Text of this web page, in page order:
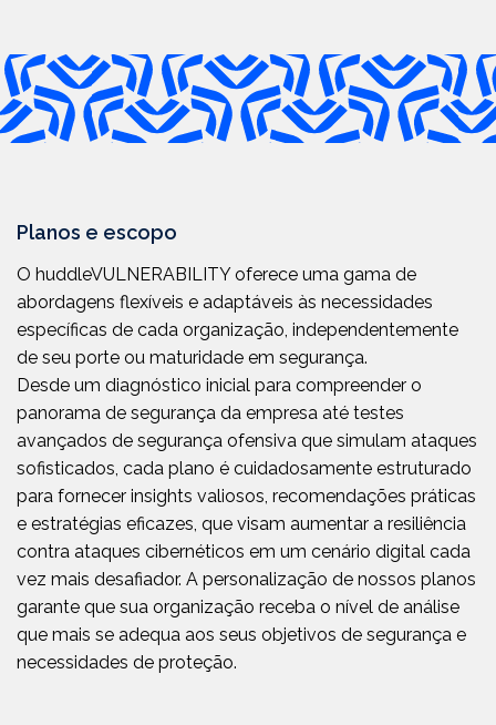
Planos e escopo
O huddleVULNERABILITY oferece uma gama de
abordagens flexíveis e adaptáveis às necessidades
específicas de cada organização, independentemente
de seu porte ou maturidade em segurança.
Desde um diagnóstico inicial para compreender o
panorama de segurança da empresa até testes
avançados de segurança ofensiva que simulam ataques
sofisticados, cada plano é cuidadosamente estruturado
para fornecer insights valiosos, recomendações práticas
e estratégias eficazes, que visam aumentar a resiliência
contra ataques cibernéticos em um cenário digital cada
vez mais desafiador. A personalização de nossos planos
garante que sua organização receba o nível de análise
que mais se adequa aos seus objetivos de segurança e
necessidades de proteção.